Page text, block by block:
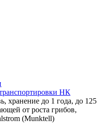
НК
хранение до 1 года, до 125
от роста грибов,
(Munktell)